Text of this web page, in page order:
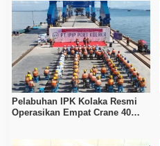
Pelabuhan IPK Kolaka Resmi
Operasikan Empat Crane 40